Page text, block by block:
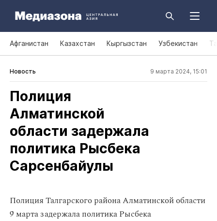
Афганистан Казахстан Кыргызстан Узбекистан
Новость 9 марта 2024, 15:01
Полиция
Алматинской
области задержала
политика Рысбека
Сарсенбайулы
Полиция Талгарского района Алматинской области
9 марта задержала политика Рысбека